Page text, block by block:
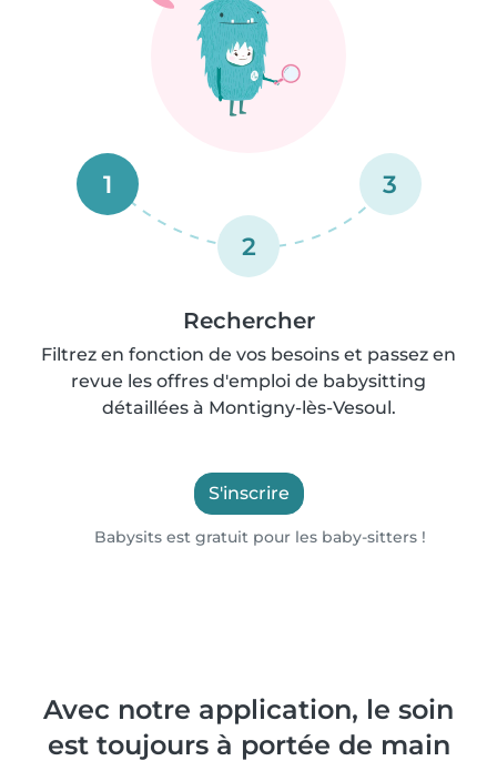
1
2
3
Rechercher
Filtrez en fonction de vos besoins et passez en
revue les offres d'emploi de babysitting
détaillées à Montigny-lès-Vesoul.
S'inscrire
Babysits est gratuit pour les baby-sitters !
Avec notre application, le soin
est toujours à portée de main